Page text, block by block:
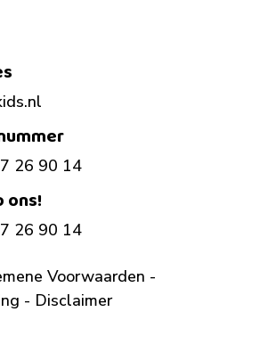
26 90 14
ons!
26 90 14
Voorwaarden -
- Disclaimer